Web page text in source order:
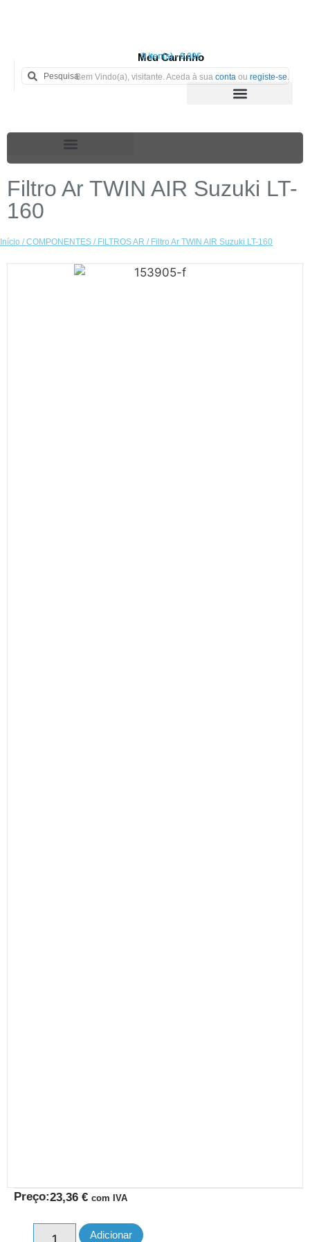
Meu Carrinho
0 iten(s) - 0.00€
Bem Vindo(a), visitante. Aceda à sua conta ou registe-se.
Filtro Ar TWIN AIR Suzuki LT-
160
Início /COMPONENTES / FILTROS AR / Filtro Ar TWIN AIR Suzuki LT-160
Preço:23,36 € com IVA
Adicionar